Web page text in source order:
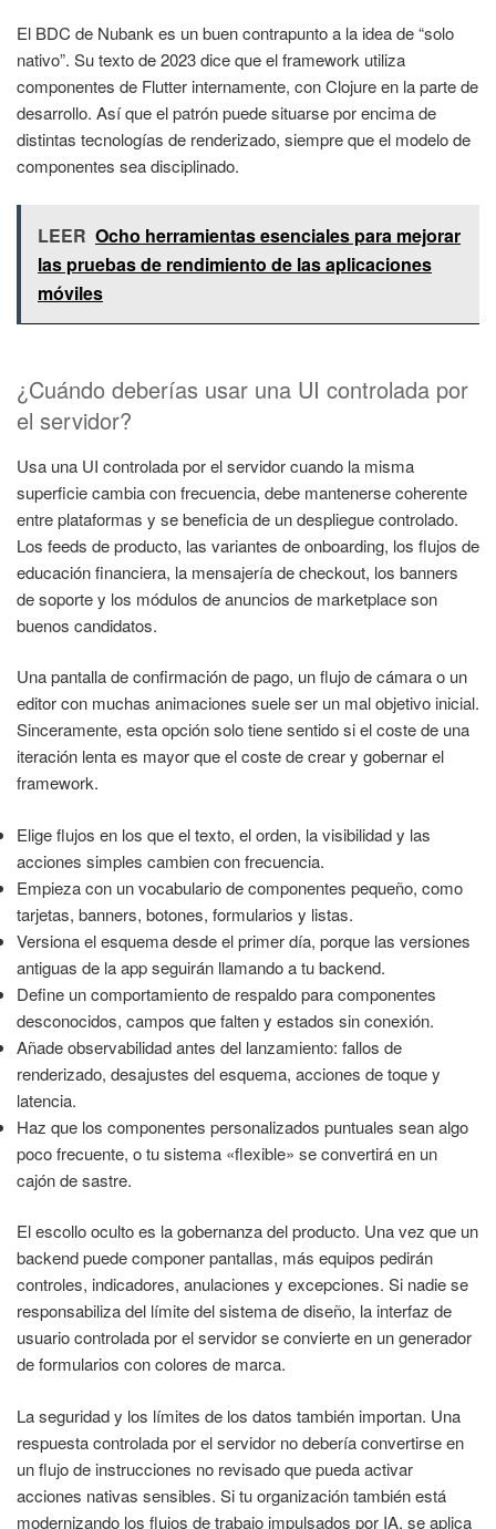
El BDC de Nubank es un buen contrapunto a la idea de “solo
nativo”. Su texto de 2023 dice que el framework utiliza
componentes de Flutter internamente, con Clojure en la parte de
desarrollo. Así que el patrón puede situarse por encima de
distintas tecnologías de renderizado, siempre que el modelo de
componentes sea disciplinado.
LEER Ocho herramientas esenciales para mejorar
las pruebas de rendimiento de las aplicaciones
móviles
¿Cuándo deberías usar una UI controlada por
el servidor?
Usa una UI controlada por el servidor cuando la misma
superficie cambia con frecuencia, debe mantenerse coherente
entre plataformas y se beneficia de un despliegue controlado.
Los feeds de producto, las variantes de onboarding, los flujos de
educación financiera, la mensajería de checkout, los banners
de soporte y los módulos de anuncios de marketplace son
buenos candidatos.
Una pantalla de confirmación de pago, un flujo de cámara o un
editor con muchas animaciones suele ser un mal objetivo inicial.
Sinceramente, esta opción solo tiene sentido si el coste de una
iteración lenta es mayor que el coste de crear y gobernar el
framework.
Elige flujos en los que el texto, el orden, la visibilidad y las
acciones simples cambien con frecuencia.
Empieza con un vocabulario de componentes pequeño, como
tarjetas, banners, botones, formularios y listas.
Versiona el esquema desde el primer día, porque las versiones
antiguas de la app seguirán llamando a tu backend.
Define un comportamiento de respaldo para componentes
desconocidos, campos que falten y estados sin conexión.
Añade observabilidad antes del lanzamiento: fallos de
renderizado, desajustes del esquema, acciones de toque y
latencia.
Haz que los componentes personalizados puntuales sean algo
poco frecuente, o tu sistema «flexible» se convertirá en un
cajón de sastre.
El escollo oculto es la gobernanza del producto. Una vez que un
backend puede componer pantallas, más equipos pedirán
controles, indicadores, anulaciones y excepciones. Si nadie se
responsabiliza del límite del sistema de diseño, la interfaz de
usuario controlada por el servidor se convierte en un generador
de formularios con colores de marca.
La seguridad y los límites de los datos también importan. Una
respuesta controlada por el servidor no debería convertirse en
un flujo de instrucciones no revisado que pueda activar
acciones nativas sensibles. Si tu organización también está
modernizando los flujos de trabajo impulsados por IA, se aplica